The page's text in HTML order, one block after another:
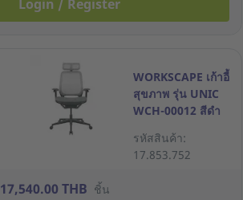
Login / Register
WORKSCAPE เก้าอี้
สุขภาพ รุ่น UNIC
WCH-00012 สีดำ
รหัสสินค้า:
17.853.752
17,540.00 THB ชิ้น